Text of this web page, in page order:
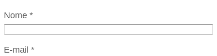
Nome *
E-mail *